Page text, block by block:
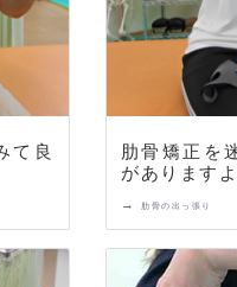
て良
肋骨矯正を
がありますよ
→ 肋骨の出っ張り